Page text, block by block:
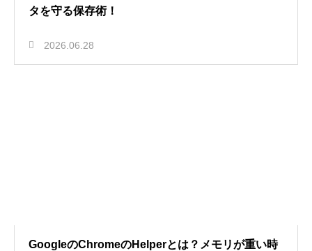
タを守る保存術！
2026.06.28
GoogleのChromeのHelperとは？メモリが重い時